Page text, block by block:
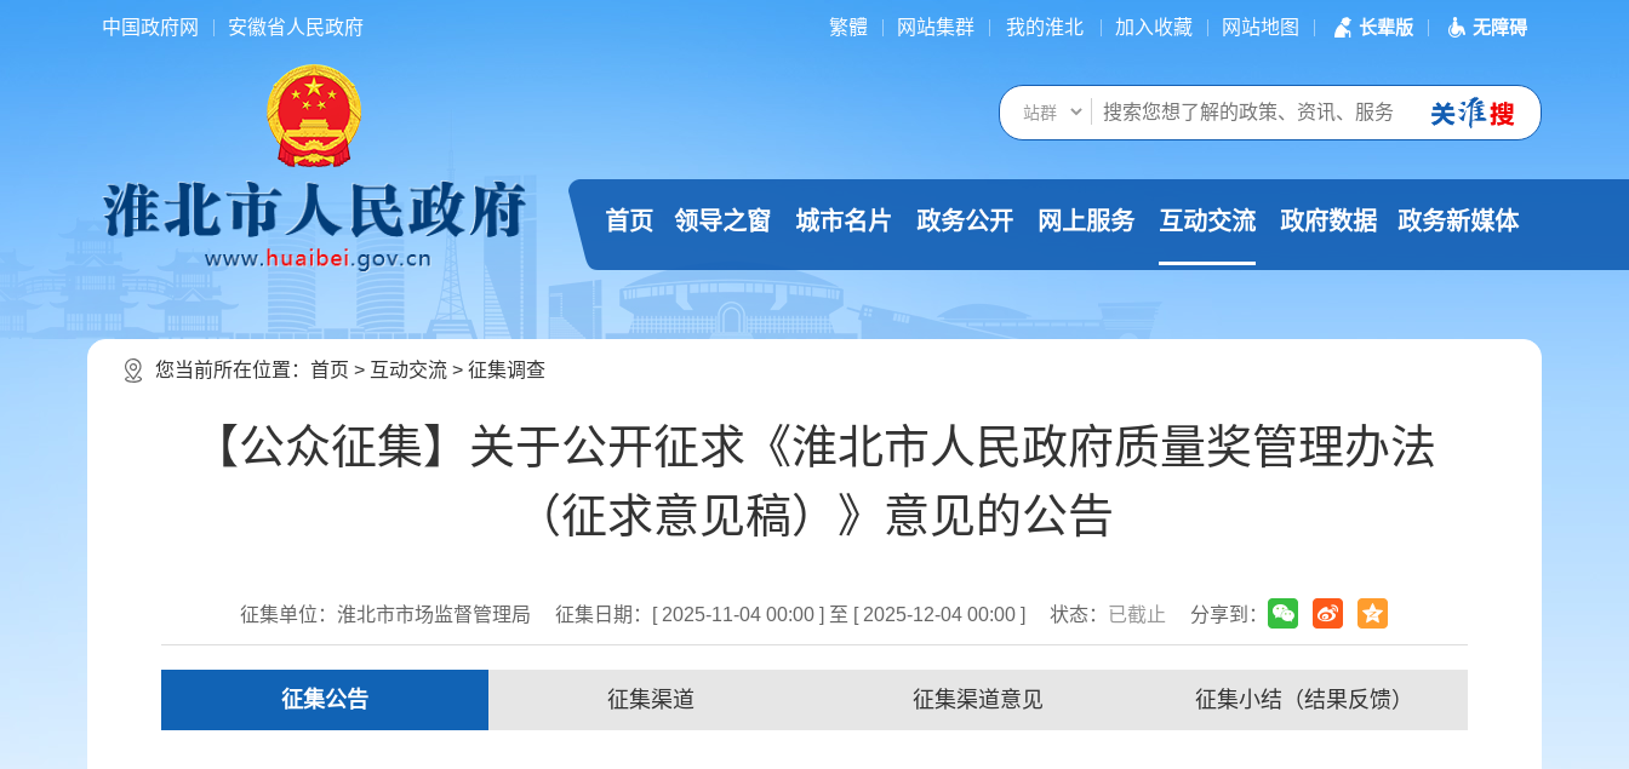
中国政府网 安徽省人民政府 繁體 网站集群 我的淮北 加入收藏 网站地图 长辈版 无障碍
首页 领导之窗 城市名片 政务公开 网上服务 互动交流 政府数据 政务新媒体
您当前所在位置： 首页 > 互动交流 > 征集调查
【公众征集】关于公开征求《淮北市人民政府质量奖管理办法
（征求意见稿）》意见的公告
征集单位：淮北市市场监督管理局 征集日期：[ 2025-11-04 00:00 ] 至 [ 2025-12-04 00:00 ] 状态： 已截止 分享到：
征集公告 征集渠道 征集渠道意见 征集小结（结果反馈）